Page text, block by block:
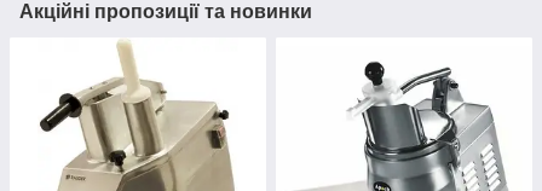
Акційні пропозиції та новинки